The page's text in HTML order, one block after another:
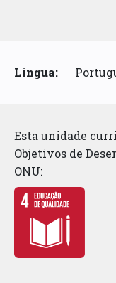
Língua:
Esta unidade
Objetivos de
ONU: